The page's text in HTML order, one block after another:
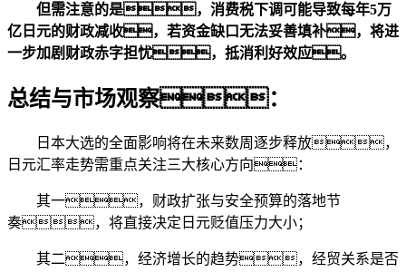
但需注意的是，消费税下调可能导致每年5万
亿日元的财政减收，若资金缺口无法妥善填补，将进
一步加剧财政赤字担忧，抵消利好效应。
总结与市场观察：
日本大选的全面影响将在未来数周逐步释放，
日元汇率走势需重点关注三大核心方向：
其一，财政扩张与安全预算的落地节
奏，将直接决定日元贬值压力大小；
其二，经济增长的趋势，经贸关系是否